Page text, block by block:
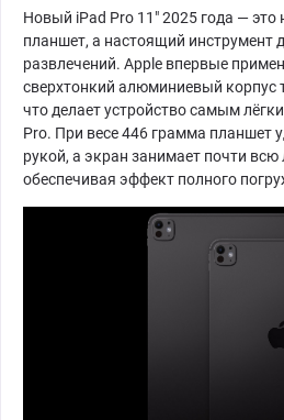
Новый iPad Pro 11" 2025 года — это
планшет, а настоящий инструмент
развлечений. Apple впервые
сверхтонкий алюминиевый корпус
что делает устройство самым
Pro. При весе 446 грамма планшет
рукой, а экран занимает почти всю
обеспечивая эффект полного